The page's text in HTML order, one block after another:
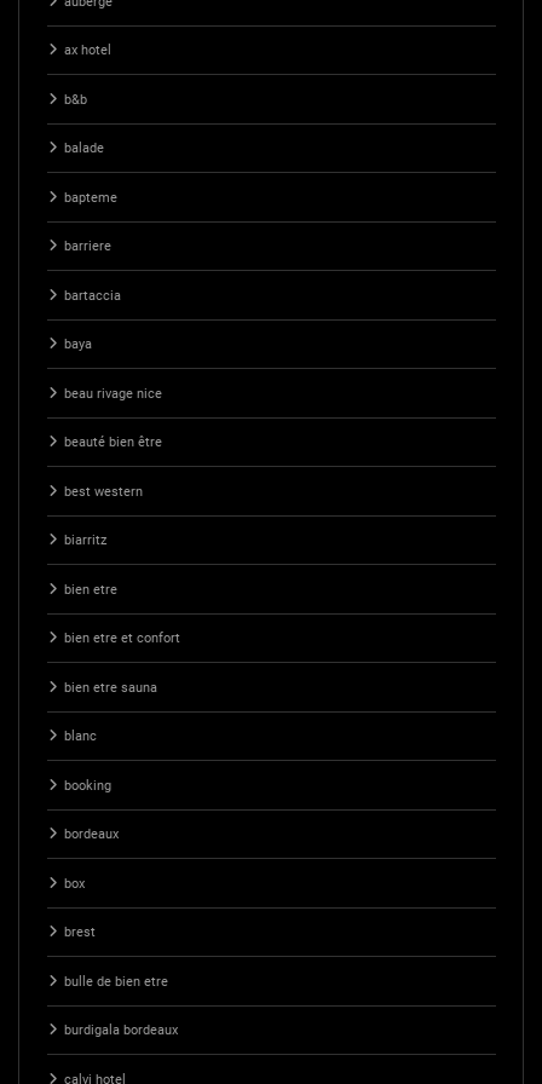
ax hotel
b&b
balade
bapteme
barriere
bartaccia
baya
beau rivage nice
beauté bien être
best western
biarritz
bien etre
bien etre et confort
bien etre sauna
blanc
booking
bordeaux
box
brest
bulle de bien etre
burdigala bordeaux
calvi hotel